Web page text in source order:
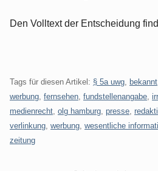
Den Volltext der Entscheidung
Tags für diesen Artikel: § 5a uwg bekannt
werbung fernsehen fundstellenangabe
medienrecht olg hamburg presse
verlinkung werbung wesentliche
zeitung